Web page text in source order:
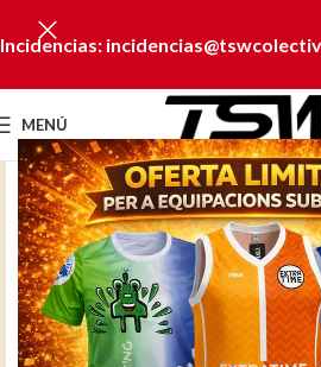
Incidencias:
MENÚ